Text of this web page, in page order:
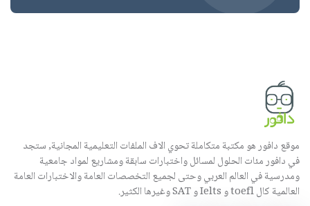
موقع دافور هو مكتبة متكاملة تحوي الاف الملفات التعليمية المجانية, ستجد
في دافور مئات الحلول لمسائل واختبارات سابقة ومشاريع لمواد جامعية
ومدرسية في العالم العربي وحتى لجميع التخصصات العامة والاختبارات العامة
العالمية كال toefl و Ielts و SAT وغيرها الكثير.